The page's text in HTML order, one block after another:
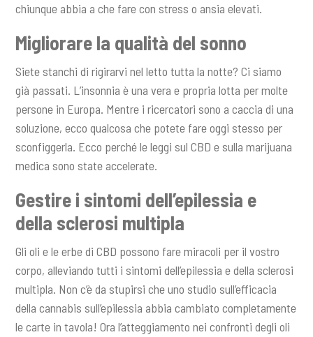
chiunque abbia a che fare con stress o ansia elevati.
Migliorare la qualità del sonno
Siete stanchi di rigirarvi nel letto tutta la notte? Ci siamo
già passati. L’insonnia è una vera e propria lotta per molte
persone in Europa. Mentre i ricercatori sono a caccia di una
soluzione, ecco qualcosa che potete fare oggi stesso per
sconfiggerla. Ecco perché le leggi sul CBD e sulla marijuana
medica sono state accelerate.
Gestire i sintomi dell’epilessia e
della sclerosi multipla
Gli oli e le erbe di CBD possono fare miracoli per il vostro
corpo, alleviando tutti i sintomi dell’epilessia e della sclerosi
multipla. Non c’è da stupirsi che uno studio sull’efficacia
della cannabis sull’epilessia abbia cambiato completamente
le carte in tavola! Ora l’atteggiamento nei confronti degli oli